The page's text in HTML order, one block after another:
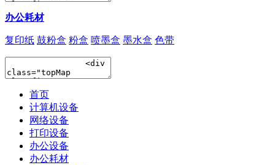
办公耗材
复印纸 鼓粉盒 粉盒 喷墨盒 墨水盒 色带
首页
计算机设备
网络设备
打印设备
办公设备
办公耗材